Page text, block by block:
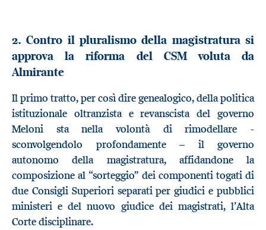
2. Contro il pluralismo della magistratura si
approva la riforma del CSM voluta da
Almirante
Il primo tratto, per così dire genealogico, della politica
istituzionale oltranzista e revanscista del governo
Meloni sta nella volontà di rimodellare -
sconvolgendolo profondamente – il governo
autonomo della magistratura, affidandone la
composizione al “sorteggio” dei componenti togati di
due Consigli Superiori separati per giudici e pubblici
ministeri e del nuovo giudice dei magistrati, l’Alta
Corte disciplinare.